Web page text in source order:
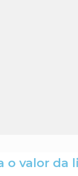
valor da